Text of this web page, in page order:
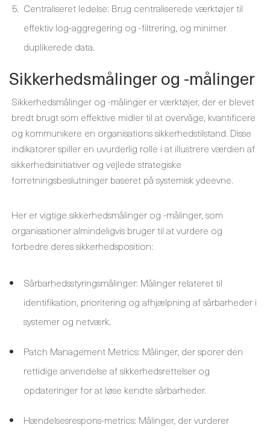
Centraliseret ledelse: Brug centraliserede værktøjer til
effektiv log-aggregering og -filtrering, og minimer
duplikerede data.
Sikkerhedsmålinger og -målinger
Sikkerhedsmålinger og -målinger er værktøjer, der er blevet
bredt brugt som effektive midler til at overvåge, kvantificere
og kommunikere en organisations sikkerhedstilstand. Disse
indikatorer spiller en uvurderlig rolle i at illustrere værdien af ​​
sikkerhedsinitiativer og vejlede strategiske
forretningsbeslutninger baseret på systemisk ydeevne.
Her er vigtige sikkerhedsmålinger og -målinger, som
organisationer almindeligvis bruger til at vurdere og
forbedre deres sikkerhedsposition:
Sårbarhedsstyringsmålinger: Målinger relateret til
identifikation, prioritering og afhjælpning af sårbarheder i
systemer og netværk.
Patch Management Metrics: Målinger, der sporer den
rettidige anvendelse af sikkerhedsrettelser og
opdateringer for at løse kendte sårbarheder.
Hændelsesrespons-metrics: Målinger, der vurderer